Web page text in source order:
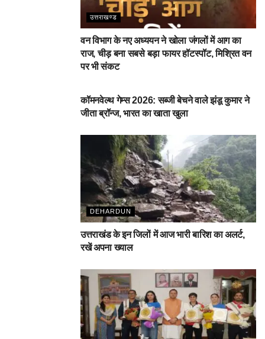
उत्तराखण्ड
वन विभाग के नए अध्ययन ने खोला जंगलों में आग का
राज, चीड़ बना सबसे बड़ा फायर हॉटस्पॉट, मिश्रित वन
पर भी संकट
कॉमनवेल्थ गेम्स 2026: सब्जी बेचने वाले झंडू कुमार ने
जीता ब्रॉन्ज, भारत का खाता खुला
DEHARDUN
उत्तराखंड के इन जिलों में आज भारी बारिश का अलर्ट,
रखें अपना ख्याल